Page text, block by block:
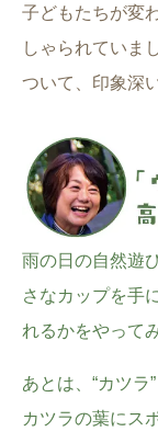
子どもたちが変
しゃられていま
ついて、印象深
雨の日の自然遊
さなカップを手
れるかをやって
あとは、“カツラ
カツラの葉にス